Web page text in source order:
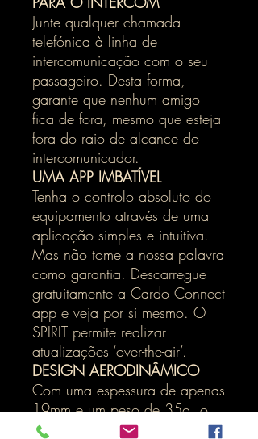
Junte qualquer chamada
telefónica à linha de
intercomunicação com o seu
passageiro. Desta forma,
garante que nenhum amigo
fica de fora, mesmo que esteja
fora do raio de alcance do
intercomunicador.
UMA APP IMBATÍVEL
Tenha o controlo absoluto do
equipamento através de uma
aplicação simples e intuitiva.
Mas não tome a nossa palavra
como garantia. Descarregue
gratuitamente a Cardo Connect
app e veja por si mesmo. O
SPIRIT permite realizar
atualizações ‘over-the-air’.
DESIGN AERODINÂMICO
Com uma espessura de apenas
19mm e um peso de 35g, o
SPIRIT é compacto e ligeiro,